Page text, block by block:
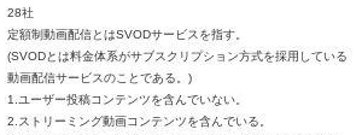
28社
定額制動画配信とはSVODサービスを指す。
(SVODとは料金体系がサブスクリプション方式を採用している
動画配信サービスのことである。)
1.ユーザー投稿コンテンツを含んでいない。
2.ストリーミング動画コンテンツを含んでいる。